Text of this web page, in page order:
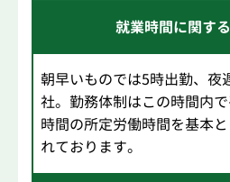
就業時間に関す
朝早いものでは5時出勤、夜
社。勤務体制はこの時間内
時間の所定労働時間を基本
れております。